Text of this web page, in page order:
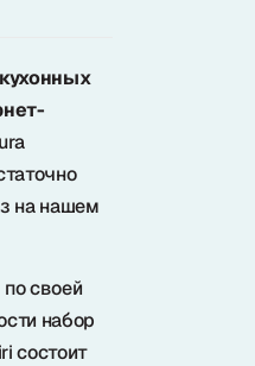
на нашем
своей
набор
состоит